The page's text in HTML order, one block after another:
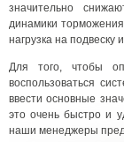
значительно
динамики торможения
нагрузка на подвеску
Для того, чтобы
воспользоваться
ввести основные
это очень быстро и
наши менеджеры